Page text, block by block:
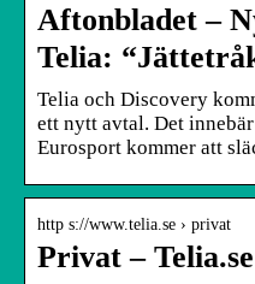
Aftonbladet –
Telia och Discovery
ett nytt avtal. Det
Eurosport kommer att
http s://www.telia.se › privat
Privat – Telia.se